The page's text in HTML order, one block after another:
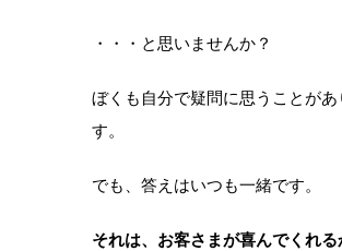
・・・と思いませんか？
ぼくも自分で疑問に思うことがあ
す。
でも、答えはいつも一緒です。
それは、お客さまが喜んでくれ